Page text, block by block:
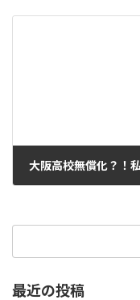
大阪高校無償化？！
最近の投稿